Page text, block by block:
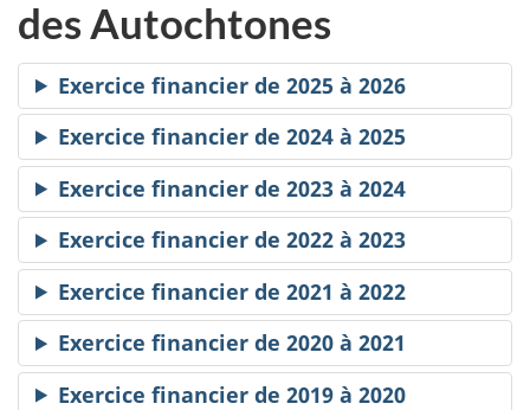
des Autochtones
Exercice financier de 2025 à 2026
Exercice financier de 2024 à 2025
Exercice financier de 2023 à 2024
Exercice financier de 2022 à 2023
Exercice financier de 2021 à 2022
Exercice financier de 2020 à 2021
Exercice financier de 2019 à 2020